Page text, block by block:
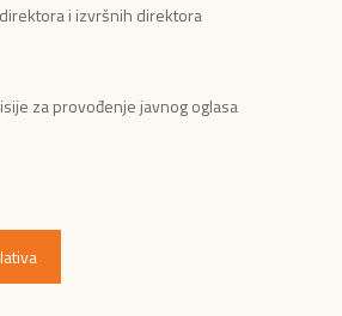
i izvršnih direktora
za provođenje javnog oglasa